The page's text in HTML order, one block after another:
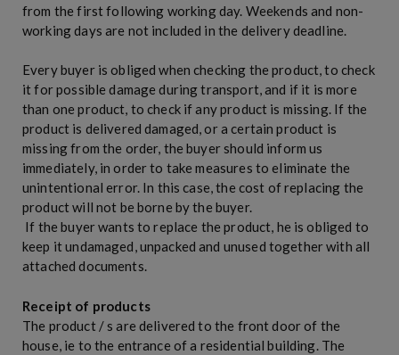
from the first following working day. Weekends and non-
working days are not included in the delivery deadline.
Every buyer is obliged when checking the product, to check
it for possible damage during transport, and if it is more
than one product, to check if any product is missing. If the
product is delivered damaged, or a certain product is
missing from the order, the buyer should inform us
immediately, in order to take measures to eliminate the
unintentional error. In this case, the cost of replacing the
product will not be borne by the buyer.
If the buyer wants to replace the product, he is obliged to
keep it undamaged, unpacked and unused together with all
attached documents.
Receipt of products
The product / s are delivered to the front door of the
house, ie to the entrance of a residential building. The